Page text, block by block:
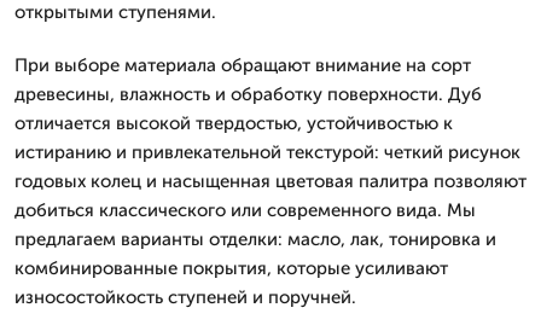
открытыми ступенями.
При выборе материала обращают внимание на сорт
древесины, влажность и обработку поверхности. Дуб
отличается высокой твердостью, устойчивостью к
истиранию и привлекательной текстурой: четкий рисунок
годовых колец и насыщенная цветовая палитра позволяют
добиться классического или современного вида. Мы
предлагаем варианты отделки: масло, лак, тонировка и
комбинированные покрытия, которые усиливают
износостойкость ступеней и поручней.